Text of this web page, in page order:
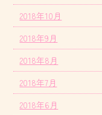
2018年10月
2018年9月
2018年8月
2018年7月
2018年6月